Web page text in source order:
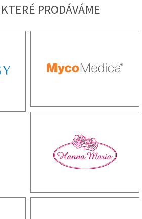
PRODÁVÁME